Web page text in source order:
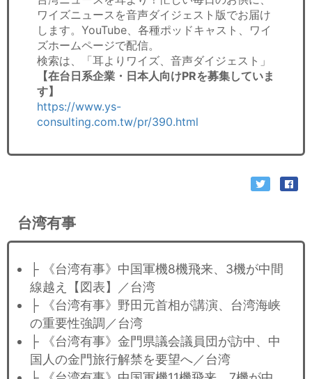
ワイズニュースを音声ダイジェスト版でお届け
します。YouTube、各種ポッドキャスト、ワイ
ズホームページで配信。
検索は、「耳よりワイズ、音声ダイジェスト」
【在台日系企業・日本人向けPRを募集していま
す】
https://www.ys-
consulting.com.tw/pr/390.html
台湾有事
├ 《台湾有事》中国軍機8機飛来、3機が中間
線越え【図表】／台湾
├ 《台湾有事》野田元首相が講演、台湾海峡
の重要性強調／台湾
├ 《台湾有事》金門県議会議員団が訪中、中
国人の金門旅行解禁を要望へ／台湾